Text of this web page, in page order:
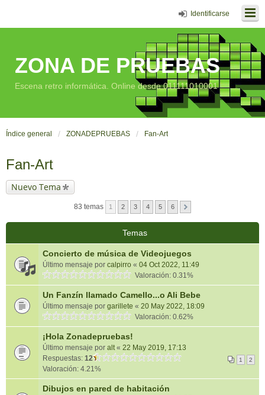
Identificarse
ZONA DE PRUEBAS
Escena retro informática. Online desde 011111010001
Índice general ZONADEPRUEBAS Fan-Art
Fan-Art
Nuevo Tema
83 temas 1 2 3 4 5 6
Temas
Concierto de música de Videojuegos
Último mensaje por calpirro « 04 Oct 2022, 11:49
Valoración: 0.31%
Un Fanzín llamado Camello...o Ali Bebe
Último mensaje por garillete « 20 May 2022, 18:09
Valoración: 0.62%
¡Hola Zonadepruebas!
Último mensaje por alt« 22 May 2019, 17:13
Respuestas: 12 1 2
Valoración: 4.21%
Dibujos en pared de habitación